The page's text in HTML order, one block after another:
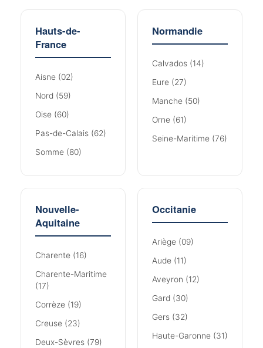
Hauts-de-
France
Aisne (02)
Nord (59)
Oise (60)
Pas-de-Calais (62)
Somme (80)
Normandie
Calvados (14)
Eure (27)
Manche (50)
Orne (61)
Seine-Maritime (76)
Nouvelle-
Aquitaine
Charente (16)
Charente-Maritime
(17)
Corrèze (19)
Creuse (23)
Deux-Sèvres (79)
Occitanie
Ariège (09)
Aude (11)
Aveyron (12)
Gard (30)
Gers (32)
Haute-Garonne (31)